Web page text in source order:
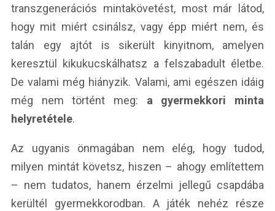
transzgenerációs mintakövetést, most már látod,
hogy mit miért csinálsz, vagy épp miért nem, és
talán egy ajtót is sikerült kinyitnom, amelyen
keresztül kikukucskálhatsz a felszabadult életbe.
De valami még hiányzik. Valami, ami egészen idáig
még nem történt meg: a gyermekkori minta
helyretétele.
Az ugyanis önmagában nem elég, hogy tudod,
milyen mintát követsz, hiszen – ahogy említettem
– nem tudatos, hanem érzelmi jellegű csapdába
kerültél gyermekkorodban. A játék nehéz része